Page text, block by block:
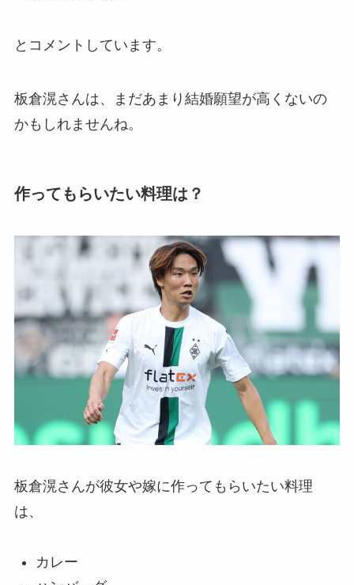
とコメントしています。
板倉滉さんは、まだあまり結婚願望が高くないの
かもしれませんね。
作ってもらいたい料理は？
板倉滉さんが彼女や嫁に作ってもらいたい料理
は、
カレー